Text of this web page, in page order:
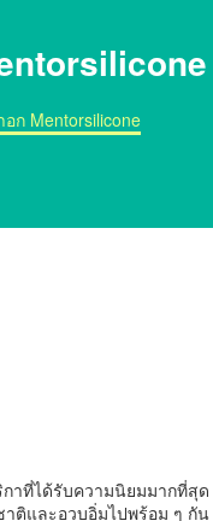
ก Mentorsilicone
าที่ได้รับความนิยมมากที่สุด
ติและอวบอิ่มไปพร้อม ๆ กัน